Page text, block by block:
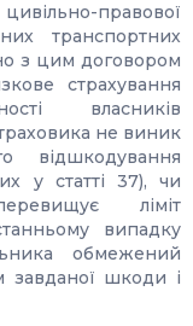
правової
транспортних
з цим договором
страхування
власників
не виник
відшкодування
у статті 37), чи
ліміт
випадку
обмежений
завданої шкоди і